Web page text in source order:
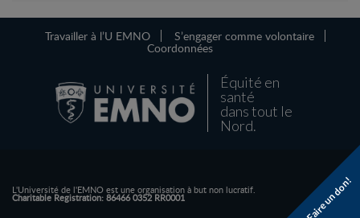
Faire un don!
Travailler à l’U EMNO S’engager comme volontaire
Coordonnées
Équité en
santé
dans tout le
Nord.
L'Université de l'EMNO est une organisation à but non lucratif.
Charitable Registration: 86466 0352 RR0001